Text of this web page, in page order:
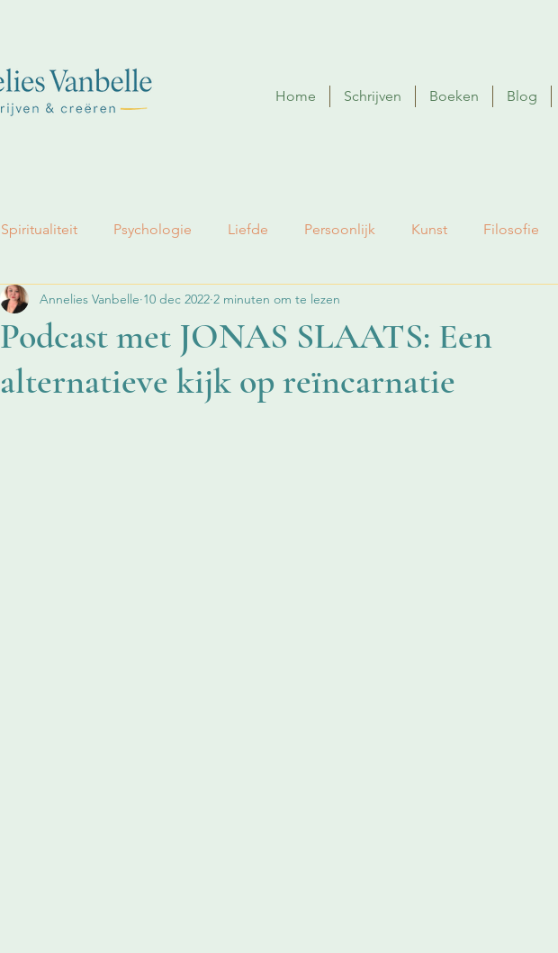
Home Schrijven Boeken Blog
Spiritualiteit Psychologie Liefde Persoonlijk Kunst Filosofie
Podcast met JONAS SLAATS: Een
alternatieve kijk op reïncarnatie
Annelies Vanbelle 10 dec 2022 2 minuten om te lezen